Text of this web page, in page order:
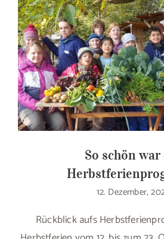
So schön war
12. Dezember,
Rückblick aufs